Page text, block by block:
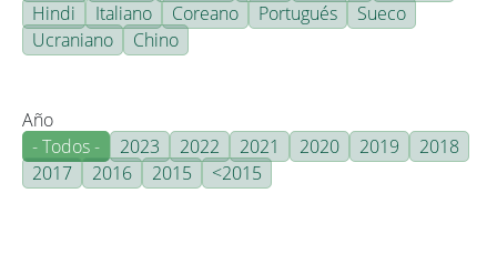
Hindi
Italiano Coreano Portugués
Sueco
Ucraniano
Chino
Año
- Todos -
2023 2022 2021 2020 2019
2018
2017
2016 2015 <2015